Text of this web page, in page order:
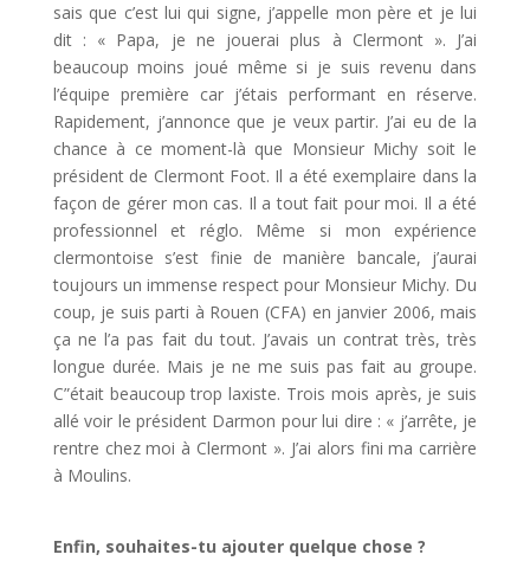
sais que c’est lui qui signe, j’appelle mon père et je lui
dit : « Papa, je ne jouerai plus à Clermont ». J’ai
beaucoup moins joué même si je suis revenu dans
l’équipe première car j’étais performant en réserve.
Rapidement, j’annonce que je veux partir. J’ai eu de la
chance à ce moment-là que Monsieur Michy soit le
président de Clermont Foot. Il a été exemplaire dans la
façon de gérer mon cas. Il a tout fait pour moi. Il a été
professionnel et réglo. Même si mon expérience
clermontoise s’est finie de manière bancale, j’aurai
toujours un immense respect pour Monsieur Michy. Du
coup, je suis parti à Rouen (CFA) en janvier 2006, mais
ça ne l’a pas fait du tout. J’avais un contrat très, très
longue durée. Mais je ne me suis pas fait au groupe.
C”était beaucoup trop laxiste. Trois mois après, je suis
allé voir le président Darmon pour lui dire : « j’arrête, je
rentre chez moi à Clermont ». J’ai alors fini ma carrière
à Moulins.
Enfin, souhaites-tu ajouter quelque chose ?